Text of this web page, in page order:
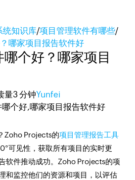
统知识库/项目管理软件有哪些/
哪家项目报告软件好
个好？哪家项目
量3 分钟Yunfei
Zoho Projects的项目管理报告工具
可见性，获取所有项目的实时更
软件推动成功。Zoho Projects的项
和监控他们的资源和项目，以评估